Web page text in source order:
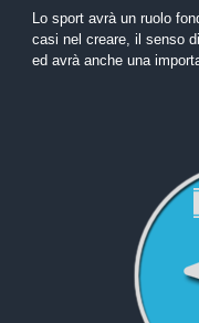
Lo sport avrà un ruolo
casi nel creare, il senso
ed avrà anche una